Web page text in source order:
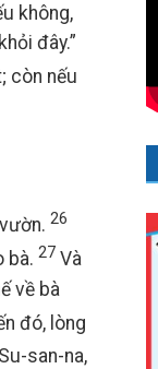
không,
đây.”
còn nếu
26
bà. 27 Và
về bà
đó, lòng
san-na,